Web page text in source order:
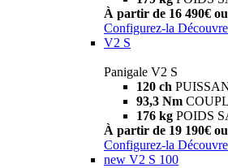
À partir de 16 490€
Configurez-la
V2 S
Panigale V2 S
120 ch
93,3 Nm
176 kg POIDS
À partir de 19 190€
Configurez-la
new V2 S 100